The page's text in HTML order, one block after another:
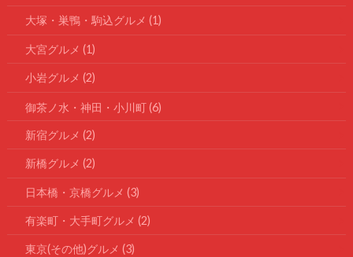
大塚・巣鴨・駒込グルメ (1)
大宮グルメ (1)
小岩グルメ (2)
御茶ノ水・神田・小川町(6)
新宿グルメ (2)
新橋グルメ (2)
日本橋・京橋グルメ (3)
有楽町・大手町グルメ (2)
東京(その他)グルメ (3)